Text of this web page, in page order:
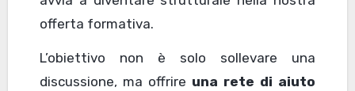
offerta formativa.
L’obiettivo non è solo sollevare una
discussione, ma offrire una rete di aiuto